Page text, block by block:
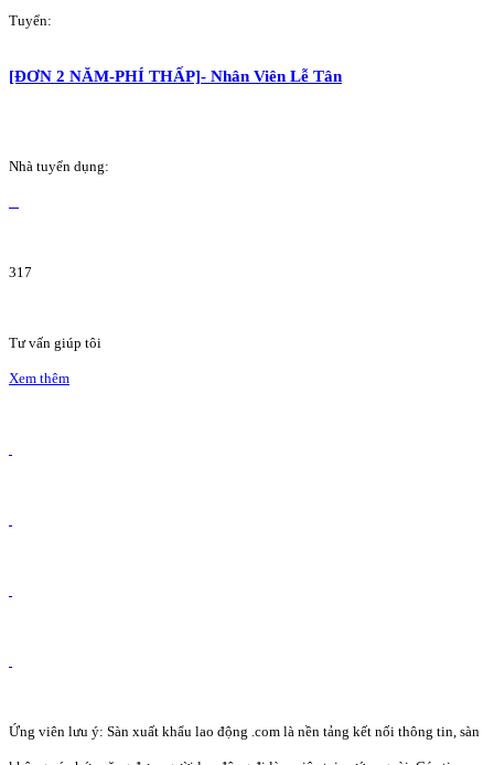
Tuyển:
[ĐƠN 2 NĂM-PHÍ THẤP]- Nhân Viên Lễ Tân
Nhà tuyển dụng:
317
Tư vấn giúp tôi
Xem thêm
Ứng viên lưu ý: Sàn xuất khẩu lao động .com là nền tảng kết nối thông tin, sàn